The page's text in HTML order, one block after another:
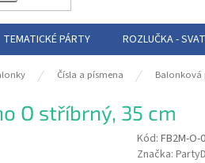
TEMATICKÉ PÁRTY ROZLUČKA -
Čísla a písmena Balonková
O stříbrný, 35 cm
Kód: FB2M-O-
Značka: